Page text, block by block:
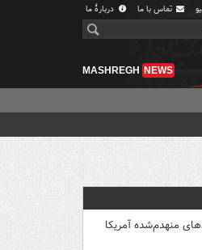
تماس با ما دربارهٔ ما
MASHREGH NEWS
منهدم‌شده آمریکا